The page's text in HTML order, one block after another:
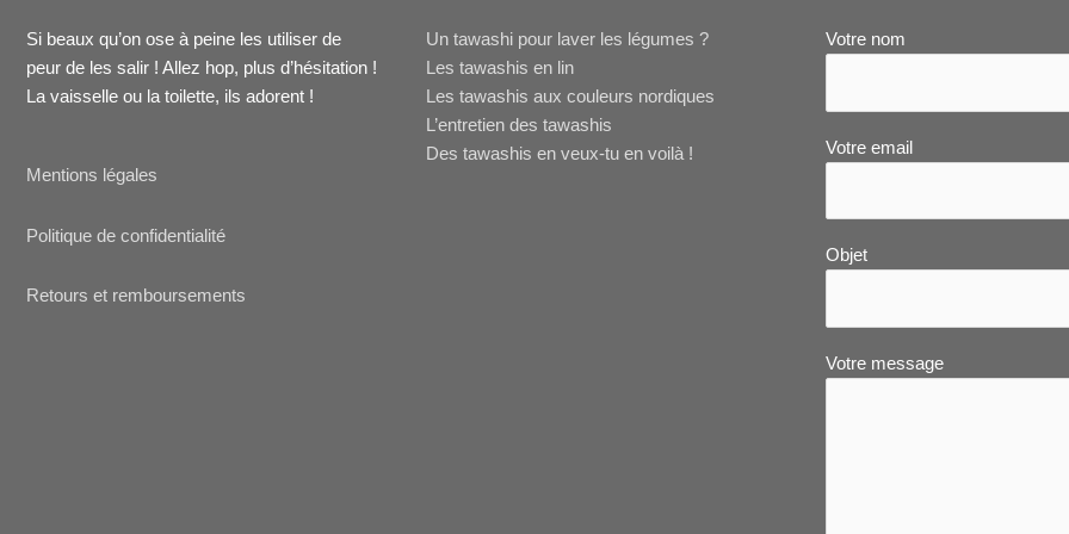
Si beaux qu’on ose à peine les utiliser de
peur de les salir ! Allez hop, plus d’hésitation !
La vaisselle ou la toilette, ils adorent !
Mentions légales
Politique de confidentialité
Retours et remboursements
Un tawashi pour laver les légumes ?
Les tawashis en lin
Les tawashis aux couleurs nordiques
L’entretien des tawashis
Des tawashis en veux-tu en voilà !
Votre nom
Votre email
Objet
Votre message